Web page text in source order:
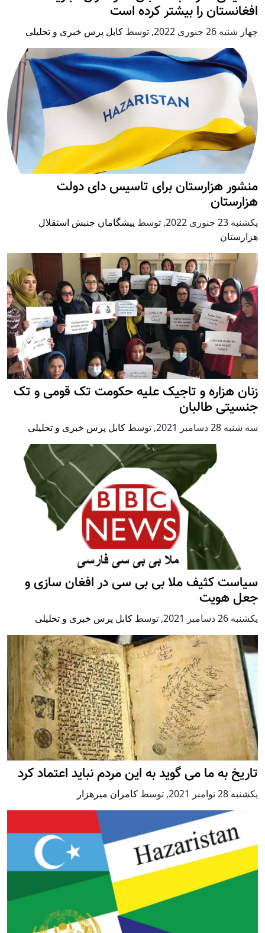
افغانستان را بیشتر کرده است
چهار شنبه 26 جنوری 2022 , توسط کابل پرس خبری و تحلیلی
منشور هزارستان برای تاسیس دای دولت
هزارستان
يكشنبه 23 جنوری 2022 , توسط پیشگامان جنبش استقلال
هزارستان
زنان هزاره و تاجیک علیه حکومت تک قومی و تک
جنسیتی طالبان
سه شنبه 28 دسامبر 2021 , توسط کابل پرس خبری و تحلیلی
سیاست کثیف ملا بی بی سی در افغان سازی و
جعل هویت
يكشنبه 26 دسامبر 2021 , توسط کابل پرس خبری و تحلیلی
تاریخ به ما می گوید به این مردم نباید اعتماد کرد
يكشنبه 28 نوامبر 2021 , توسط کامران میرهزار